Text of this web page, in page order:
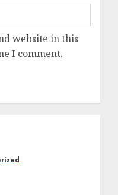
website in this
I comment.